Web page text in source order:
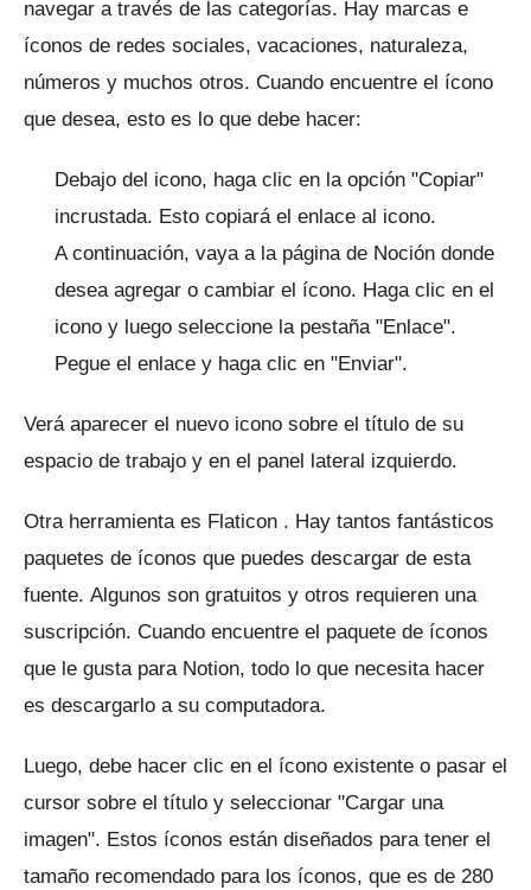
navegar a través de las categorías. Hay marcas e
íconos de redes sociales, vacaciones, naturaleza,
números y muchos otros. Cuando encuentre el ícono
que desea, esto es lo que debe hacer:
Debajo del icono, haga clic en la opción "Copiar"
incrustada. Esto copiará el enlace al icono.
A continuación, vaya a la página de Noción donde
desea agregar o cambiar el ícono. Haga clic en el
icono y luego seleccione la pestaña "Enlace".
Pegue el enlace y haga clic en "Enviar".
Verá aparecer el nuevo icono sobre el título de su
espacio de trabajo y en el panel lateral izquierdo.
Otra herramienta es Flaticon . Hay tantos fantásticos
paquetes de íconos que puedes descargar de esta
fuente. Algunos son gratuitos y otros requieren una
suscripción. Cuando encuentre el paquete de íconos
que le gusta para Notion, todo lo que necesita hacer
es descargarlo a su computadora.
Luego, debe hacer clic en el ícono existente o pasar el
cursor sobre el título y seleccionar "Cargar una
imagen". Estos íconos están diseñados para tener el
tamaño recomendado para los íconos, que es de 280